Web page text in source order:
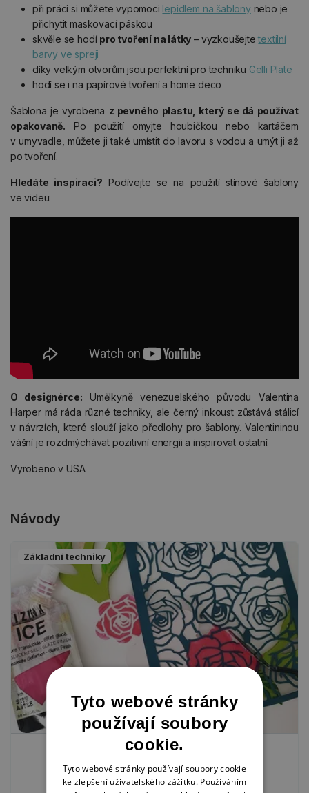
při práci si můžete vypomoci lepidlem na šablonynebo je
přichytit maskovací páskou
skvěle se hodí pro tvoření na látky – vyzkoušejtetextilní
barvy ve spreji
díky velkým otvorům jsou perfektní pro techniku Gelli Plate
hodí se i na papírové tvoření a home deco
Šablona je vyrobena z pevného plastu, který se dá používat
opakovaně. Po použití omyjte houbičkou nebo kartáčem
v umyvadle, můžete ji také umístit do lavoru s vodou a umýt ji až
po tvoření.
Hledáte inspiraci? Podívejte se na použití stínové šablony
ve videu:
O designérce: Umělkyně venezuelského původu Valentina
Harper má ráda různé techniky, ale černý inkoust zůstává stálicí
v návrzích, které slouží jako předlohy pro šablony. Valentininou
vášní je rozdmýchávat pozitivní energii a inspirovat ostatní.
Vyrobeno v USA.
Návody
Základní techniky
Jak pracovat se šablonami na
malování
Tyto webové stránky
používají soubory
cookie.
Tyto webové stránky používají soubory cookie
ke zlepšení uživatelského zážitku. Používáním